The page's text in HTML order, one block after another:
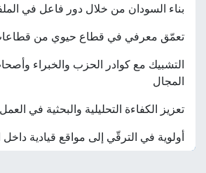
بناء السودان من خلال دور فاعل في
تعمّق معرفي في قطاع حيوي من
التشبيك مع كوادر الحزب والخبراء
المجال
تعزيز الكفاءة التحليلية والبحثية في
أولوية في الترقّي إلى مواقع قيادية